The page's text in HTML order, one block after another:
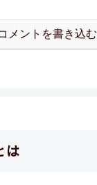
メントを書き込む
は